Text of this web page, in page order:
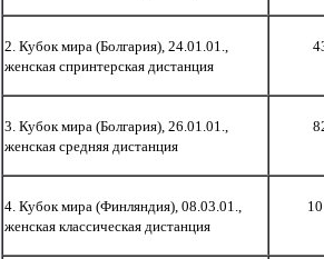
2. Кубок мира (Болгария), 24.01.01.,
женская спринтерская дистанция
3. Кубок мира (Болгария), 26.01.01.,
женская средняя дистанция
4. Кубок мира (Финляндия), 08.03.01.,
женская классическая дистанция